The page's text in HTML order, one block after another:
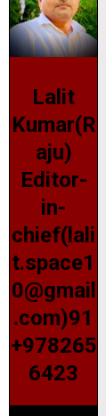
Lalit
Kumar(R
aju)
Editor-
in-
chief(lali
t.space1
0@gmail
.com)91
+978265
6423